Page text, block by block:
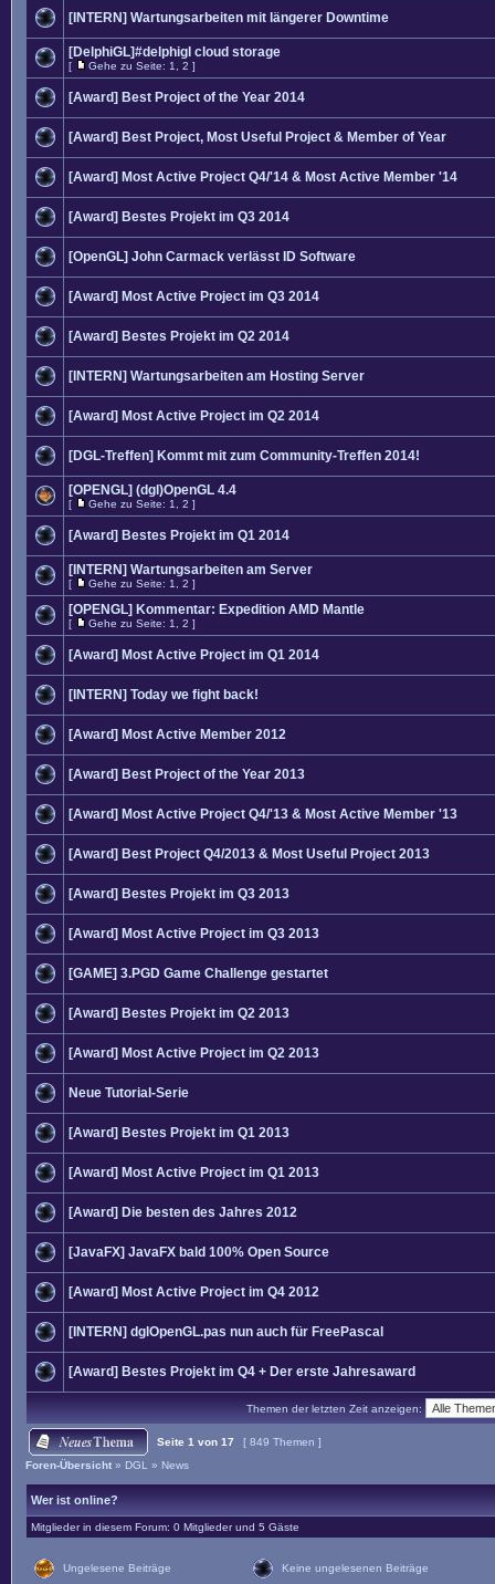
[INTERN] Wartungsarbeiten mit längerer Downtime
[DelphiGL]#delphigl cloud storage
[ Gehe zu Seite: 1 2 ]
[Award] Best Project of the Year 2014
[Award] Best Project, Most Useful Project & Member of Year
[Award] Most Active Project Q4/'14 & Most Active Member '14
[Award] Bestes Projekt im Q3 2014
[OpenGL] John Carmack verlässt ID Software
[Award] Most Active Project im Q3 2014
[Award] Bestes Projekt im Q2 2014
[INTERN] Wartungsarbeiten am Hosting Server
[Award] Most Active Project im Q2 2014
[DGL-Treffen] Kommt mit zum Community-Treffen 2014!
[OPENGL] (dgl)OpenGL 4.4
[ Gehe zu Seite: 1 2 ]
[Award] Bestes Projekt im Q1 2014
[INTERN] Wartungsarbeiten am Server
[ Gehe zu Seite: 1 2 ]
[OPENGL] Kommentar: Expedition AMD Mantle
[ Gehe zu Seite: 1 2 ]
[Award] Most Active Project im Q1 2014
[INTERN] Today we fight back!
[Award] Most Active Member 2012
[Award] Best Project of the Year 2013
[Award] Most Active Project Q4/'13 & Most Active Member '13
[Award] Best Project Q4/2013 & Most Useful Project 2013
[Award] Bestes Projekt im Q3 2013
[Award] Most Active Project im Q3 2013
[GAME] 3.PGD Game Challenge gestartet
[Award] Bestes Projekt im Q2 2013
[Award] Most Active Project im Q2 2013
Neue Tutorial-Serie
[Award] Bestes Projekt im Q1 2013
[Award] Most Active Project im Q1 2013
[Award] Die besten des Jahres 2012
[JavaFX] JavaFX bald 100% Open Source
[Award] Most Active Project im Q4 2012
[INTERN] dglOpenGL.pas nun auch für FreePascal
[Award] Bestes Projekt im Q4 + Der erste Jahresaward
Themen der letzten Zeit anzeigen:
Seite 1 von 17
[ 849 Themen ]
Foren-Übersicht » DGL » News
Wer ist online?
Mitglieder in diesem Forum: 0 Mitglieder und 5 Gäste
Ungelesene Beiträge Keine ungelesenen Beiträge